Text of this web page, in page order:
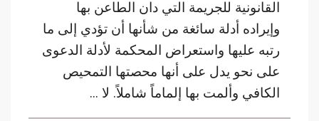
القانونية للجريمة التي دان الطاعن بها
وإيراده أدلة سائغة من شأنها أن تؤدي إلى ما
رتبه عليها واستعراض المحكمة لأدلة الدعوى
على نحو يدل على أنها محصتها التمحيص
الكافي وألمت بها إلماماً شاملاً. لا ...